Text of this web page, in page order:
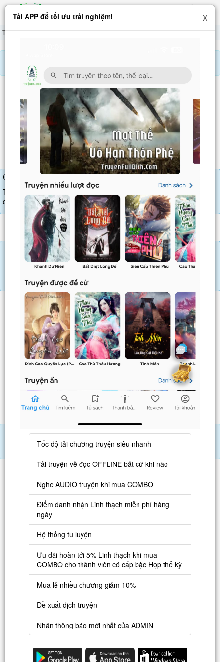
Hiện
menu
Ta Thật Không Dưỡng Long A Chương 606
TA THẬT KHÔNG DƯỠNG LONG A
Chương 606: Huyền Vũ tinh phách!
Chương truyện cần 30 LT để mua.
Truyện mua lẻ thì cứ Giá chương x Số chương, mua combo thì đến
danh sách combo tìm giá
Đăng nhập Nạp linh thạch
Mua 4 chương chỉ có tác dụng tiết kiệm thời gian.
Mua 4 chương thì 3 chương sau sẽ không phải ấn mua.
Ví dụ bạn đang ở chương 100 và mua 4 chương thìchương
101,102,103 sẽ không phải ấn mua.
Sau
Tải APP đọc truyện OFFLINE và nghe AUDIO khi mua combo.
Điểm danh hàng ngày nhận Lịch Thạch
Danh sách
Truyện mới
Truyện Hot
Truyện Full
Truyện Dịch Miễn Phí
Thao tác
Đăng ký tài khoản
Danh sách combo
Tải APP để tối ưu trải nghiệm! X
Tốc độ tải chương truyện siêu nhanh
Tải truyện về đọc OFFLINE bất cứ khi nào
Nghe AUDIO truyện khi mua COMBO
Điểm danh nhận Linh thạch miễn phí hàng
ngày
Hệ thống tu luyện
Ưu đãi hoàn tới 5% Linh thạch khi mua
COMBO cho thành viên có cấp bậc Hợp thể kỳ
Mua lẻ nhiều chương giảm 10%
Đề xuất dịch truyện
Nhận thông báo mới nhất của ADMIN